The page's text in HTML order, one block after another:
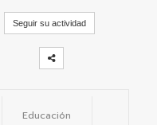
Seguir su actividad
Educación